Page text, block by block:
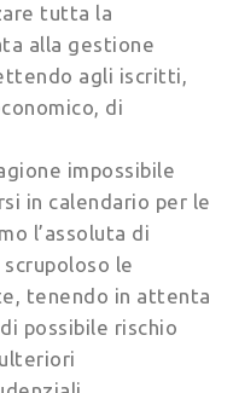
tutta la
alla gestione
agli iscritti,
di
impossibile
in calendario per le
l’assoluta di
scrupoloso le
tenendo in attenta
possibile rischio